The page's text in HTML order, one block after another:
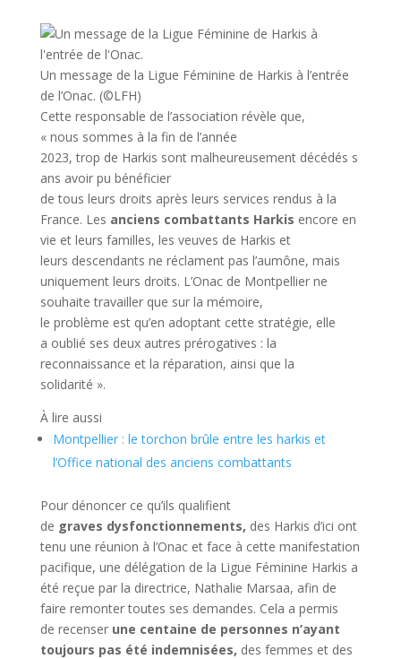
Un message de la Ligue Féminine de Harkis à l’entrée
de l’Onac. (©LFH)
Cette responsable de l’association révèle que,
« nous sommes à la fin de l’année
2023, trop de Harkis sont malheureusement décédés s
ans avoir pu bénéficier
de tous leurs droits après leurs services rendus à la
France. Les anciens combattants Harkis encore en
vie et leurs familles, les veuves de Harkis et
leurs descendants ne réclament pas l’aumône, mais
uniquement leurs droits. L’Onac de Montpellier ne
souhaite travailler que sur la mémoire,
le problème est qu’en adoptant cette stratégie, elle
a oublié ses deux autres prérogatives : la
reconnaissance et la réparation, ainsi que la
solidarité ».
À lire aussi
Montpellier : le torchon brûle entre les harkis et
l’Office national des anciens combattants
Pour dénoncer ce qu’ils qualifient
de graves dysfonctionnements, des Harkis d’ici ont
tenu une réunion à l’Onac et face à cette manifestation
pacifique, une délégation de la Ligue Féminine Harkis a
été reçue par la directrice, Nathalie Marsaa, afin de
faire remonter toutes ses demandes. Cela a permis
de recenser une centaine de personnes n’ayant
toujours pas été indemnisées, des femmes et des